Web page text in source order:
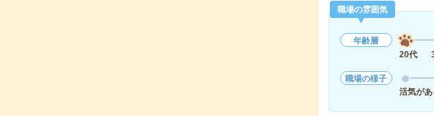
職場の雰囲気
年齢層
20代
職場の様子
活気があ